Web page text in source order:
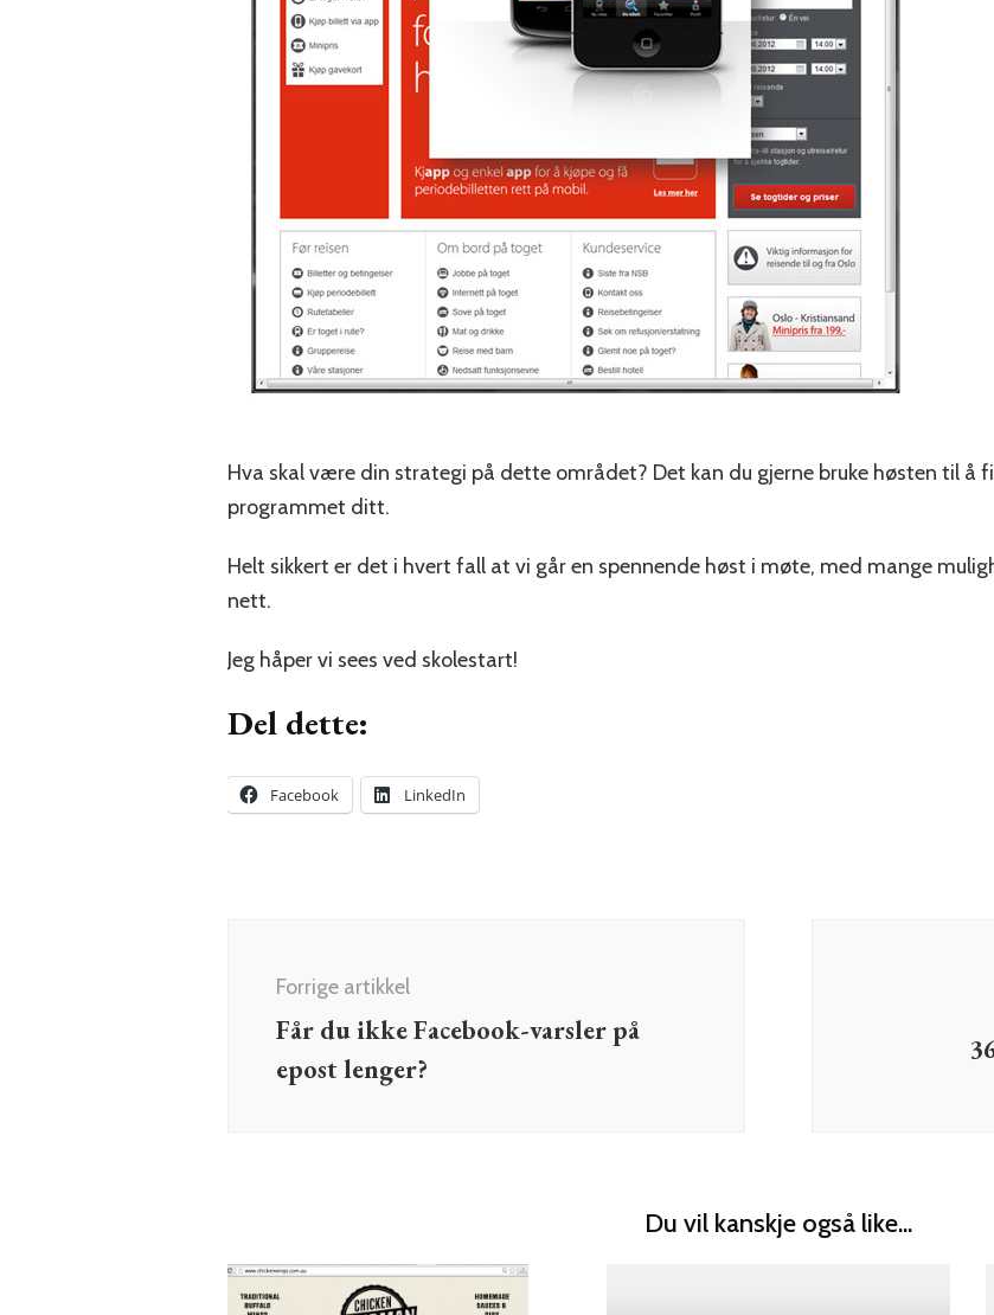
Hva skal være din strategi på dette området? Det kan du gjerne bruke høsten til å
programmet ditt.
Helt sikkert er det i hvert fall at vi går en spennende høst i møte, med mange
nett.
Jeg håper vi sees ved skolestart!
Del dette:
Facebook LinkedIn
Forrige artikkel
Får du ikke Facebook-varsler på
epost lenger?
Du vil kanskje også like...